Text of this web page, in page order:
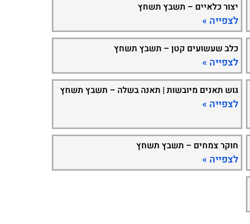
יצור כלאיים – תשבץ תשחץ
לצפייה »
כלב שעשועים קטן – תשבץ תשחץ
לצפייה »
גוש תאנים מיובשות | תאנה בשלה – תשבץ תשחץ
לצפייה »
חוקר צמחים – תשבץ תשחץ
לצפייה »